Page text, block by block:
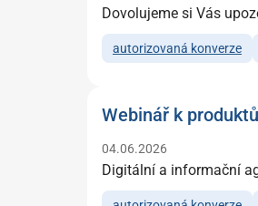
Dovolujeme si Vás
autorizovaná konverze
Webinář k
04.06.2026
Digitální a informační